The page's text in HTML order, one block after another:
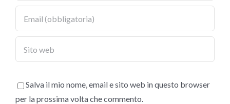
Salva il mio nome, email e sito web in questo browser
per la prossima volta che commento.